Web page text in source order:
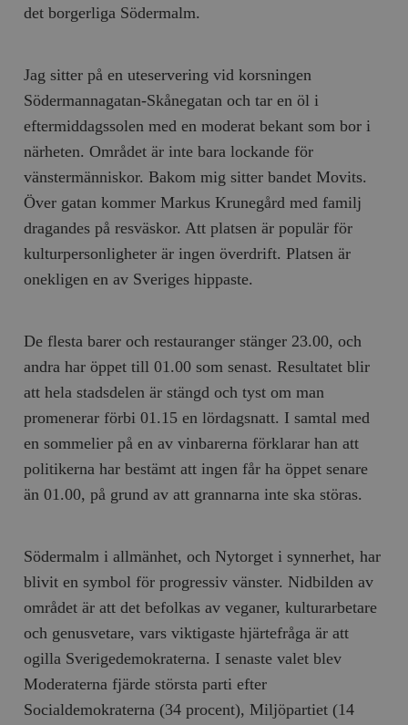
det borgerliga Södermalm.
Jag sitter på en uteservering vid korsningen
Södermannagatan-Skånegatan och tar en öl i
eftermiddagssolen med en moderat bekant som bor i
närheten. Området är inte bara lockande för
vänstermänniskor. Bakom mig sitter bandet Movits.
Över gatan kommer Markus Krunegård med familj
dragandes på resväskor. Att platsen är populär för
kulturpersonligheter är ingen överdrift. Platsen är
onekligen en av Sveriges hippaste.
De flesta barer och restauranger stänger 23.00, och
andra har öppet till 01.00 som senast. Resultatet blir
att hela stadsdelen är stängd och tyst om man
promenerar förbi 01.15 en lördagsnatt. I samtal med
en sommelier på en av vinbarerna förklarar han att
politikerna har bestämt att ingen får ha öppet senare
än 01.00, på grund av att grannarna inte ska störas.
Södermalm i allmänhet, och Nytorget i synnerhet, har
blivit en symbol för progressiv vänster. Nidbilden av
området är att det befolkas av veganer, kulturarbetare
och genusvetare, vars viktigaste hjärtefråga är att
ogilla Sverigedemokraterna. I senaste valet blev
Moderaterna fjärde största parti efter
Socialdemokraterna (34 procent), Miljöpartiet (14